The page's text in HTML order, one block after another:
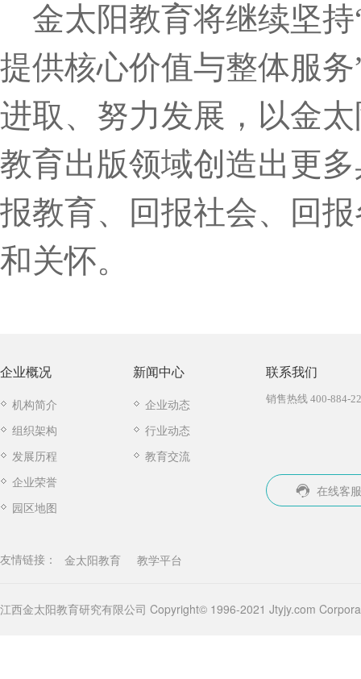
金太阳教育将继续坚持
提供核心价值与整体服
进取、努力发展，以金
教育出版领域创造出更
报教育、回报社会、回
和关怀。
企业概况
机构简介
组织架构
发展历程
企业荣誉
园区地图
新闻中心
企业动态
行业动态
教育交流
联系我们
销售热线 400-884-
在线客服
友情链接： 金太阳教育 教学平台
江西金太阳教育研究有限公司 Copyright© 1996-2021 Jtyjy.com